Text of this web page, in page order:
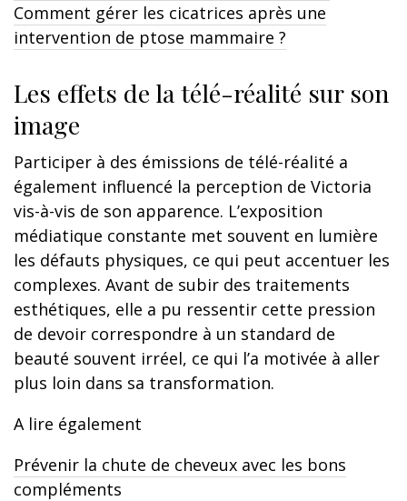
Comment gérer les cicatrices après une
intervention de ptose mammaire ?
Les effets de la télé-réalité sur son
image
Participer à des émissions de télé-réalité a
également influencé la perception de Victoria
vis-à-vis de son apparence. L’exposition
médiatique constante met souvent en lumière
les défauts physiques, ce qui peut accentuer les
complexes. Avant de subir des traitements
esthétiques, elle a pu ressentir cette pression
de devoir correspondre à un standard de
beauté souvent irréel, ce qui l’a motivée à aller
plus loin dans sa transformation.
A lire également
Prévenir la chute de cheveux avec les bons
compléments